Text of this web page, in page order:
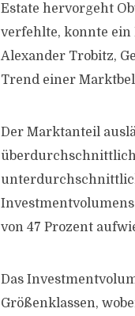
Estate hervorgeht
verfehlte, konnte ein
Alexander Trobitz,
Trend einer
Der Marktanteil
von 47 Prozent
Das
Größenklassen,